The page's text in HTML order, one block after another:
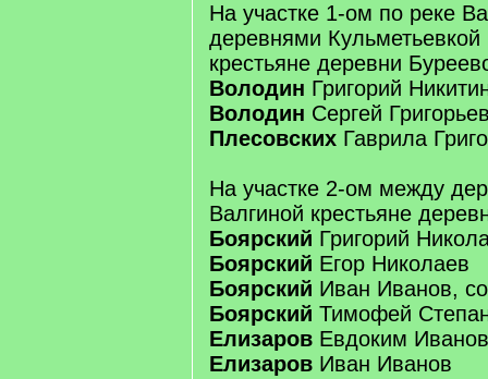
На участке 1-ом по реке
деревнями
крестьяне деревни
Володин Григорий
Володин Сергей
Плесовских Гаврила
На участке 2-ом между
Валгиной крестьяне
Боярский Григорий
Боярский Егор Николаев
Боярский Иван Иванов,
Боярский Тимофей
Елизаров Евдоким Иванов
Елизаров Иван Иванов